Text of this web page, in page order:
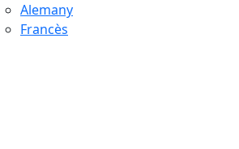
Alemany
Francès